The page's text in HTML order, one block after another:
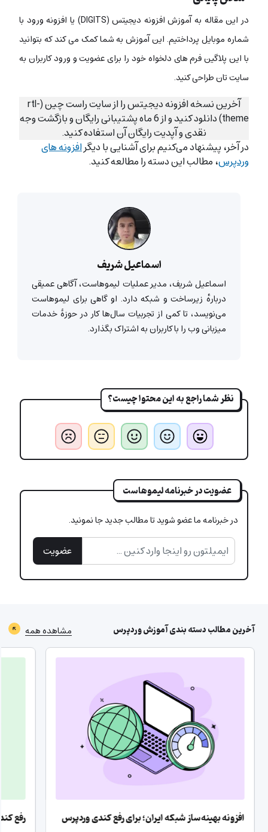
در این مقاله به آموزش افزونه دیجیتس (DIGITS) یا افزونه ورود با
شماره موبایل پرداختیم. این آموزش به شما کمک می کند که بتوانید
با این پلاگین فرم های دلخواه خود را برای عضویت و ورود کاربران به
سایت تان طراحی کنید.
آخرین نسخه افزونه دیجیتس را از سایت راست چین (rtl-
theme) دانلود کنید و از 6 ماه پشتیبانی رایگان و بازگشت وجه
نقدی و آپدیت رایگان آن استفاده کنید.
در آخر، پیشنهاد می‌کنیم برای آشنایی با دیگرافزونه های
وردپرس، مطالب این دسته را مطالعه کنید.
اسماعیل شریف
اسماعیل شریف،‌ مدیر عملیات لیموهاست، آگاهی عمیقی
دربارهٔ‌ زیرساخت و شبکه دارد. او گاهی برای لیموهاست
می‌نویسد، تا کمی از تجربیات سال‌ها کار در حوزۀ خدمات
میزبانی وب را با کاربران به اشتراک بگذارد.
نظر شما راجع به این محتوا چیست؟
عضویت در خبرنامه لیموهاست
در خبرنامه ما عضو شوید تا مطالب جدید جا نمونید.
عضویت
آخرین مطالب دسته بندیآموزش وردپرس مشاهده همه
افزونه بهینه‌ساز شبکه ایران؛ برای رفع کندی وردپرس رفع